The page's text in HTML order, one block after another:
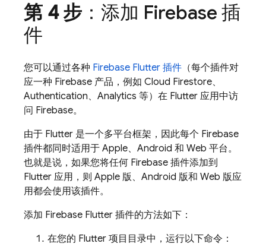
第 4 步 ：添加 Firebase 插
件
您可以通过各种 Firebase Flutter 插件 （每个插件对
应一种 Firebase 产品，例如 Cloud Firestore、
Authentication、 Analytics 等）在 Flutter 应用中访
问 Firebase。
由于 Flutter 是一个多平台框架，因此每个 Firebase
插件都同时适用于 Apple、Android 和 Web 平台。
也就是说，如果您将任何 Firebase 插件添加到
Flutter 应用，则 Apple 版、Android 版和 Web 版应
用都会使用该插件。
添加 Firebase Flutter 插件的方法如下：
在您的 Flutter 项目目录中，运行以下命令：